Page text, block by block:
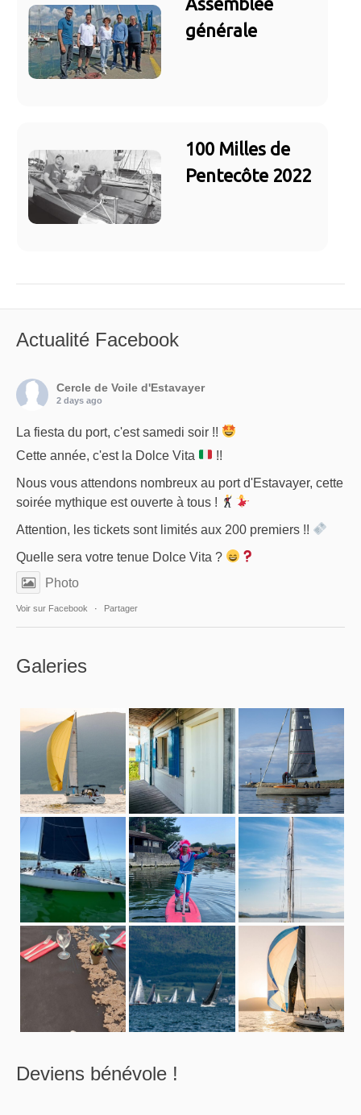
générale
100 Milles de
Pentecôte 2022
Actualité Facebook
Cercle de Voile d'Estavayer
2 days ago
La fiesta du port, c'est samedi soir !!
Cette année, c'est la Dolce Vita
!!
Nous vous attendons nombreux au port d'Estavayer, cette
soirée mythique est ouverte à tous !
Attention, les tickets sont limités aux 200 premiers !!
Quelle sera votre tenue Dolce Vita ?
Photo
Voir sur Facebook · Partager
Galeries
Deviens bénévole !